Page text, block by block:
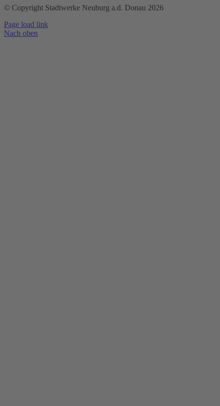
© Copyright Stadtwerke Neuburg a.d. Donau 2026
Page load link
Nach oben